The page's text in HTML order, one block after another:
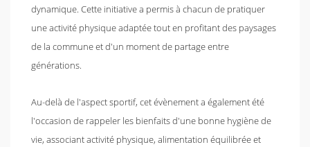
dynamique. Cette initiative a permis à chacun de pratiquer
une activité physique adaptée tout en profitant des paysages
de la commune et d'un moment de partage entre
générations.
Au-delà de l'aspect sportif, cet évènement a également été
l'occasion de rappeler les bienfaits d'une bonne hygiène de
vie, associant activité physique, alimentation équilibrée et